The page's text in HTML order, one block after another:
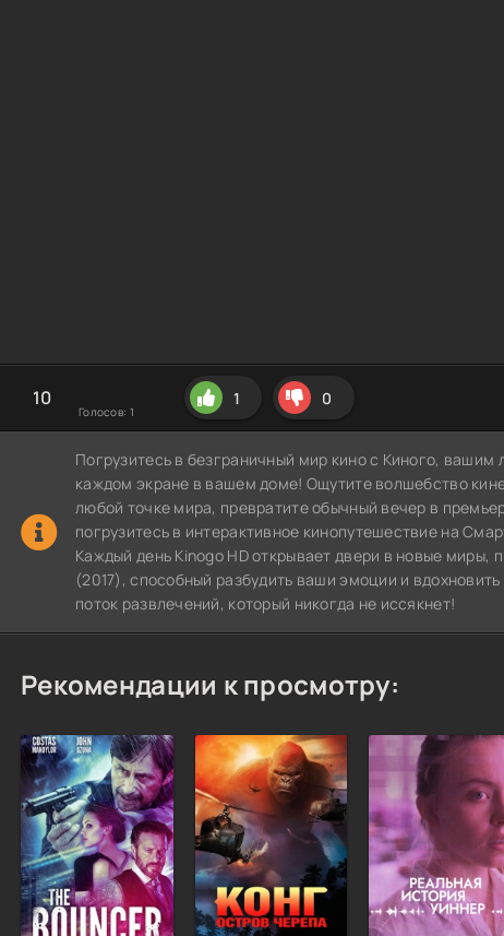
10
Голосов: 1
1 0
Погрузитесь в безграничный мир кино с Киного,
каждом экране в вашем доме! Ощутите волшебство
любой точке мира, превратите обычный вечер в
погрузитесь в интерактивное кинопутешествие на
Каждый день Kinogo HD открывает двери в новые
(2017), способный разбудить ваши эмоции и
поток развлечений, который никогда не иссякнет!
Рекомендации к просмотру: